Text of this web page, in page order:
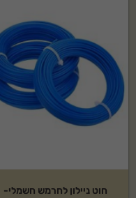
חוט ניילון לחרמש חשמלי-